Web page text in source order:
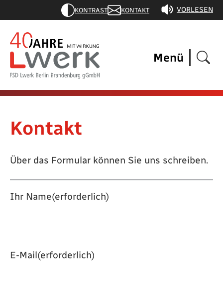
VORLESEN
KONTRAST KONTAKT
Menü
Kontakt
Über das Formular können Sie uns schreiben.
Ihr Name(erforderlich)
E-Mail(erforderlich)